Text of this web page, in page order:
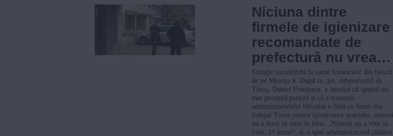
Niciuna dintre
firmele de igienizare
recomandate de
prefectură nu vrea
să intre în blocul de
pe Miorița 8. Situația
locatarilor, incertă!
Situație incredibilă în cazul locatarilor din blocul
de pe Miorița 8. După ce, joi, subprefectul de
Timiș, Daniel Franțescu, a anunțat că spațiul nu
mai prezintă pericol și că a transmis
administratorului blocului o listă cu firme din
județul Timiș pentru igienizarea spațiului, nimeni
nu a dorit să intre în bloc. „Nimeni nu a vrut să
vină, 15 firme”, le-a spus administratorul clădirii